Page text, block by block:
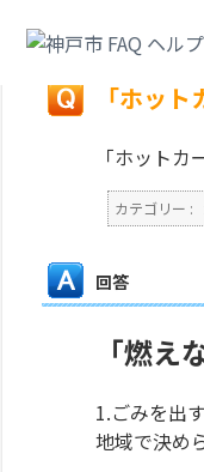
戻る
「ホッ
「ホット
カテゴリー :
回答
「燃え
1.ごみを出
地域で決め